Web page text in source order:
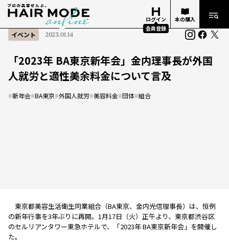
ログイン
会員登録
本の購入
イベント 2023.01.14
「2023年 BA東京新年会」金内理事長が外国
人就労と適性美余料金について言及
#新年会#BA東京#外国人就労#美容料金#団体#組合
東京都美容生活衛生同業組合（BA東京、金内光信理事長）は、恒例
の新年行事を3年ぶりに再開。1月17日（火）正午より、東京都渋谷区
のセルリアンタワー東急ホテルで、「2023年 BA東京新年会」を開催し
た。